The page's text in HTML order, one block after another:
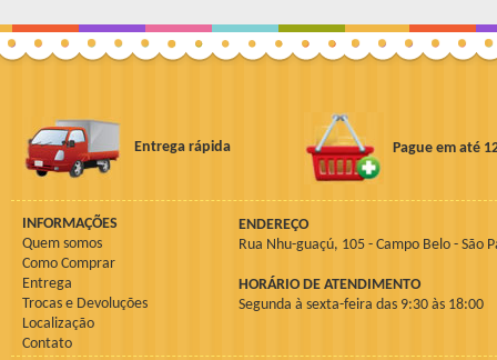
Entrega rápida Pague em até
ENDEREÇO
Rua Nhu-guaçú, 105 - Campo Belo - São
HORÁRIO DE ATENDIMENTO
Segunda à sexta-feira das 9:30 às 18:00
INFORMAÇÕES
Quem somos
Como Comprar
Entrega
Trocas e Devoluções
Localização
Contato